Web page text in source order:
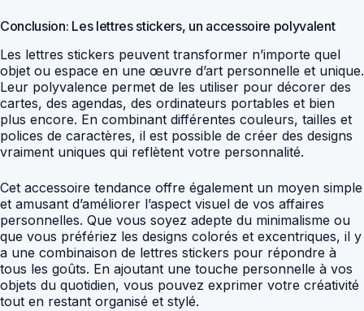
Conclusion: Les lettres stickers, un accessoire polyvalent
Les lettres stickers peuvent transformer n’importe quel
objet ou espace en une œuvre d’art personnelle et unique.
Leur polyvalence permet de les utiliser pour décorer des
cartes, des agendas, des ordinateurs portables et bien
plus encore. En combinant différentes couleurs, tailles et
polices de caractères, il est possible de créer des designs
vraiment uniques qui reflètent votre personnalité.
Cet accessoire tendance offre également un moyen simple
et amusant d’améliorer l’aspect visuel de vos affaires
personnelles. Que vous soyez adepte du minimalisme ou
que vous préfériez les designs colorés et excentriques, il y
a une combinaison de lettres stickers pour répondre à
tous les goûts. En ajoutant une touche personnelle à vos
objets du quotidien, vous pouvez exprimer votre créativité
tout en restant organisé et stylé.